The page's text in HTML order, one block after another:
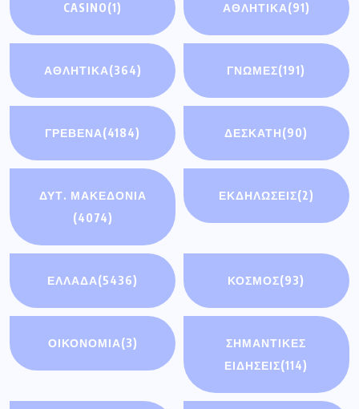
CASINO(1) ΑΘΛΗΤΙΚΆ(91)
ΑΘΛΗΤΙΚΑ(364) ΓΝΩΜΕΣ(191)
ΓΡΕΒΕΝΑ(4184) ΔΕΣΚΑΤΗ(90)
ΔΥΤ. ΜΑΚΕΔΟΝΙΑ
(4074)
ΕΚΔΗΛΩΣΕΙΣ(2)
ΕΛΛΑΔΑ(5436) ΚΟΣΜΟΣ(93)
ΟΙΚΟΝΟΜΊΑ(3)
ΣΗΜΑΝΤΙΚΈΣ
ΕΙΔΉΣΕΙΣ(114)